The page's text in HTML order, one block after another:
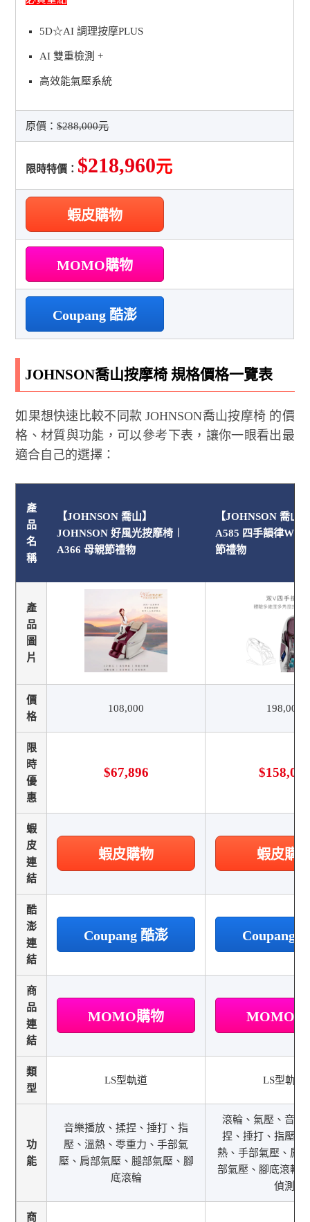
5D☆AI 調理按摩PLUS
AI 雙重檢測 +
高效能氣壓系統
原價：$288,000元
限時特價： $218,960元
蝦皮購物
MOMO購物
Coupang 酷澎
JOHNSON喬山按摩椅 規格價格一覽表
如果想快速比較不同款 JOHNSON喬山按摩椅 的價
格、材質與功能，可以參考下表，讓你一眼看出最
適合自己的選擇：
產
品
名
稱
【JOHNSON 喬山】
JOHNSON 好風光按摩椅︱
A366 母親節禮物
【JOHNSON 喬山
A585 四手韻律W按
節禮物
產
品
圖
片
價
格
108,000 198,000
限
時
優
惠
$67,896 $158,000
蝦
皮
連
結
蝦皮購物 蝦皮購
酷
澎
連
結
Coupang 酷澎 Coupang
商
品
連
結
MOMO購物 MOMO
類
型
LS型軌道 LS型軌道
功
能
音樂播放、揉捏、捶打、指
壓、溫熱、零重力、手部氣
壓、肩部氣壓、腿部氣壓、腳
底滾輪
滾輪、氣壓、音樂
捏、捶打、指壓、
熱、手部氣壓、肩
部氣壓、腳底滾輪
偵測
商